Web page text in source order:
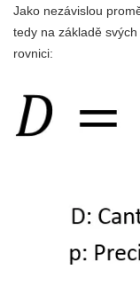
Jako nezávislou
tedy na základě
rovnici: